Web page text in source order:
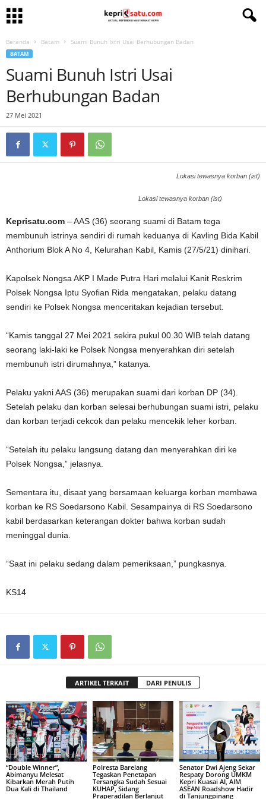
Beranda Batam Suami Bunuh Istri Usai Berhubungan Badan
BATAM
Suami Bunuh Istri Usai
Berhubungan Badan
27 Mei 2021
Lokasi tewasnya korban (ist)
Lokasi tewasnya korban (ist)
Keprisatu.com – AAS (36) seorang suami di Batam tega
membunuh istrinya sendiri di rumah keduanya di Kavling Bida Kabil
Anthorium Blok A No 4, Kelurahan Kabil, Kamis (27/5/21) dinihari.
Kapolsek Nongsa AKP I Made Putra Hari melalui Kanit Reskrim
Polsek Nongsa Iptu Syofian Rida mengatakan, pelaku datang
sendiri ke Polsek Nongsa menceritakan kejadian tersebut.
“Kamis tanggal 27 Mei 2021 sekira pukul 00.30 WIB telah datang
seorang laki-laki ke Polsek Nongsa menyerahkan diri setelah
membunuh istri dirumahnya,” katanya.
Pelaku yakni AAS (36) merupakan suami dari korban DP (34).
Setelah pelaku dan korban selesai berhubungan suami istri, pelaku
dan korban terjadi cekcok dan pelaku mencekik leher korban.
“Setelah itu pelaku langsung datang dan menyerahkan diri ke
Polsek Nongsa,” jelasnya.
Sementara itu, disaat yang bersamaan keluarga korban membawa
korban ke RS Soedarsono Kabil. Sesampainya di RS Soedarsono
kabil berdasarkan keterangan dokter bahwa korban sudah
meninggal dunia.
“Saat ini pelaku sedang dalam pemeriksaan,” pungkasnya.
KS14
ARTIKEL TERKAIT DARI PENULIS
“Double Winner”,
Abimanyu Melesat
Kibarkan Merah Putih
Dua Kali di Thailand
Polresta Barelang
Tegaskan Penetapan
Tersangka Sudah Sesuai
KUHAP, Sidang
Praperadilan Berlanjut
Senator Dwi Ajeng Sekar
Respaty Dorong UMKM
Kepri Kuasai AI, AIM
ASEAN Roadshow Hadir
di Tanjungpinang